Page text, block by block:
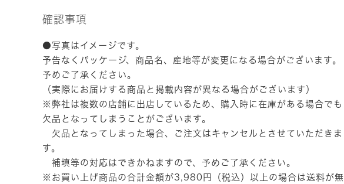
確認事項
●写真はイメージです。
予告なくパッケージ、商品名、産地等が変更になる場合がございます。
予めご了承ください。
（実際にお届けする商品と掲載内容が異なる場合がございます）
※弊社は複数の店舗に出店しているため、購入時に在庫がある場合でも
欠品となってしまうことがございます。
欠品となってしまった場合、ご注文はキャンセルとさせていただきま
す。
補填等の対応はできかねますので、予めご了承ください。
※お買い上げ商品の合計金額が3,980円（税込）以上の場合は送料が無